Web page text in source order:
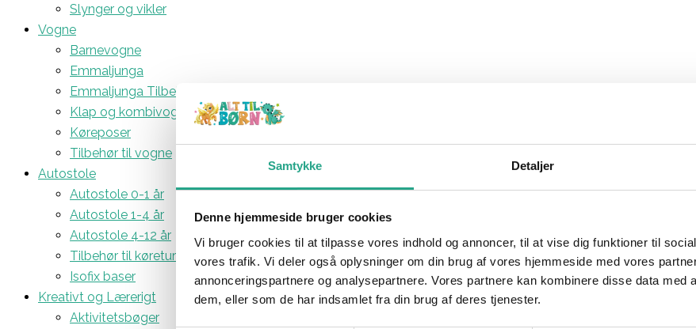
Samtykke Detaljer
Denne hjemmeside bruger cookies
Vi bruger cookies til at tilpasse vores indhold og annoncer, til at vise dig funktioner til
vores trafik. Vi deler også oplysninger om din brug af vores hjemmeside med vores
annonceringspartnere og analysepartnere. Vores partnere kan kombinere disse data med
dem, eller som de har indsamlet fra din brug af deres tjenester.
Slynger og vikler
Vogne
Barnevogne
Emmaljunga
Emmaljunga Tilbehør
Klap og kombivogne
Køreposer
Tilbehør til vogne
Autostole
Autostole 0-1 år
Autostole 1-4 år
Autostole 4-12 år
Tilbehør til køreturen
Isofix baser
Kreativt og Lærerigt
Aktivitetsbøger